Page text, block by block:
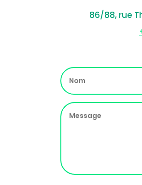
86/88, rue